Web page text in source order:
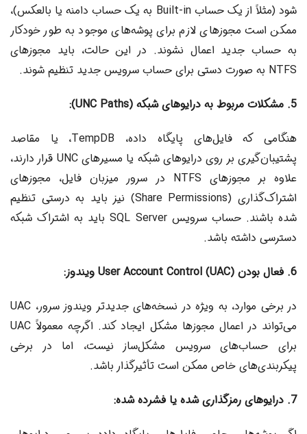
شود (مثلاً از یک حساب Built-in به یک حساب دامنه یا بالعکس)،
ممکن است مجوزهای لازم برای پوشه‌های موجود به طور خودکار
به حساب جدید اعمال نشوند. در این حالت، باید مجوزهای
NTFS به صورت دستی برای حساب سرویس جدید تنظیم شوند.
5. مشکلات مربوط به درایوهای شبکه (UNC Paths):
هنگامی که فایل‌های پایگاه داده، TempDB، یا مقاصد
پشتیبان‌گیری بر روی درایوهای شبکه یا مسیرهای UNC قرار دارند،
علاوه بر مجوزهای NTFS در سرور میزبان فایل، مجوزهای
اشتراک‌گذاری (Share Permissions) نیز باید به درستی تنظیم
شده باشند. حساب سرویس SQL Server باید به اشتراک شبکه
دسترسی داشته باشد.
6. فعال بودن User Account Control (UAC) ویندوز:
در برخی موارد، به ویژه در نسخه‌های جدیدتر ویندوز سرور، UAC
می‌تواند در اعمال مجوزها مشکل ایجاد کند. اگرچه معمولاً UAC
برای حساب‌های سرویس مشکل‌ساز نیست، اما در برخی
پیکربندی‌های خاص ممکن است تأثیرگذار باشد.
7. درایوهای رمزگذاری شده یا فشرده شده: